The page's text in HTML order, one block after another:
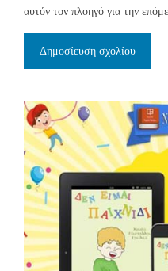
αυτόν τον πλοηγό για την